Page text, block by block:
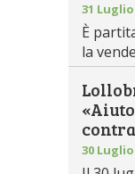
31 Luglio
È
la
30 Luglio